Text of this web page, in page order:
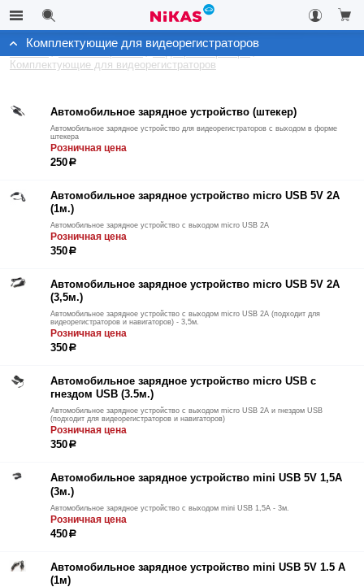
Автоэлектроника
Видеорегистраторы
Комплектующие для видеорегистраторов
Комплектующие для видеорегистраторов
Автомобильное зарядное устройство (штекер)
Автомобильное зарядное устройство для видеорегистраторов с выходом в форме
штекера
Розничная цена
250р
Автомобильное зарядное устройство micro USB 5V 2A
(1м.)
Автомобильное зарядное устройство с выходом micro USB 2A
Розничная цена
350р
Автомобильное зарядное устройство micro USB 5V 2A
(3,5м.)
Автомобильное зарядное устройство с выходом micro USB 2А (подходит для
видеорегистраторов и навигаторов) - 3,5м.
Розничная цена
350р
Автомобильное зарядное устройство micro USB с
гнездом USB (3.5м.)
Автомобильное зарядное устройство с выходом micro USB 2А и гнездом USB
(подходит для видеорегистраторов и навигаторов)
Розничная цена
350р
Автомобильное зарядное устройство mini USB 5V 1,5A
(3м.)
Автомобильное зарядное устройство с выходом mini USB 1,5A - 3м.
Розничная цена
450р
Автомобильное зарядное устройство mini USB 5V 1.5 A
(1м)